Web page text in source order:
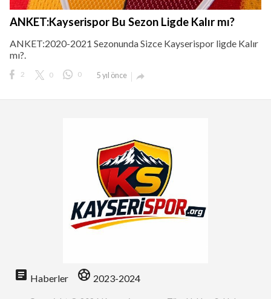
ANKET:Kayserispor Bu Sezon Ligde Kalır mı?
ANKET:2020-2021 Sezonunda Sizce Kayserispor ligde Kalır
mı?.
2 0 0 5 yıl önce 
article Haberler sports_soccer 2023-2024